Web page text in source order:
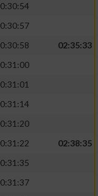
02:35:33
02:38:35